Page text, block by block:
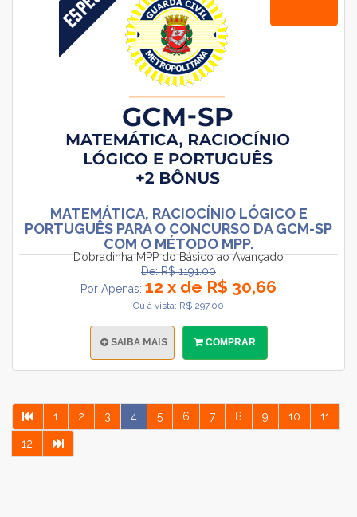
MATEMÁTICA, RACIOCÍNIO LÓGICO E
PORTUGUÊS PARA O CONCURSO DA GCM-SP
COM O MÉTODO MPP.
Dobradinha MPP do Básico ao Avançado
De: R$ 1191.00
Por Apenas: 12 x de R$ 30,66
Ou à vista: R$ 297.00
SAIBA MAIS COMPRAR
1 2 3 4 5 6 7 8 9 10 11
12